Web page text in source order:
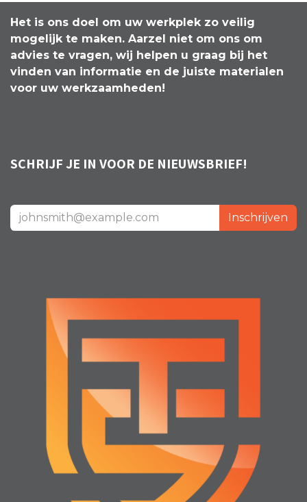
Het is ons doel om uw werkplek zo veilig
mogelijk te maken. Aarzel niet om ons om
advies te vragen, wij helpen u graag bij het
vinden van informatie en de juiste materialen
voor uw werkzaamheden!
SCHRIJF JE IN VOOR DE NIEUWSBRIEF!
Inschrijven